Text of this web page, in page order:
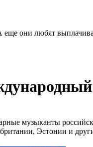
они любят
музыканты
Эстонии и